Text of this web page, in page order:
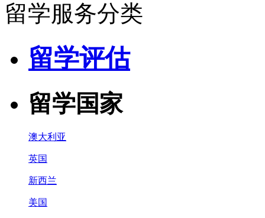
留学服务分类
留学评估
留学国家
澳大利亚
英国
新西兰
美国